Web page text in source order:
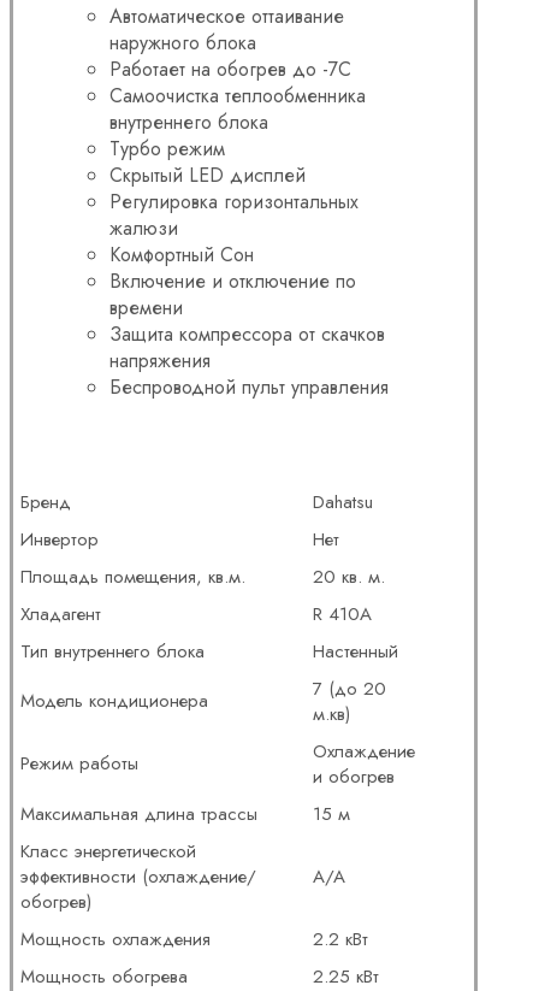
Автоматическое оттаивание
наружного блока
Работает на обогрев до -7C
Самоочистка теплообменника
внутреннего блока
Турбо режим
Скрытый LED дисплей
Регулировка горизонтальных
жалюзи
Комфортный Сон
Включение и отключение по
времени
Защита компрессора от скачков
напряжения
Беспроводной пульт управления
Бренд
Dahatsu
Инвертор
Нет
Площадь помещения, кв.м.
20 кв. м.
Хладагент
R 410A
Тип внутреннего блока
Настенный
Модель кондиционера
7 (до 20
м.кв)
Режим работы
Охлаждение
и обогрев
Максимальная длина трассы
15 м
Класс энергетической
эффективности (охлаждение/
обогрев)
A/A
Мощность охлаждения
2.2 кВт
Мощность обогрева
2.25 кВт